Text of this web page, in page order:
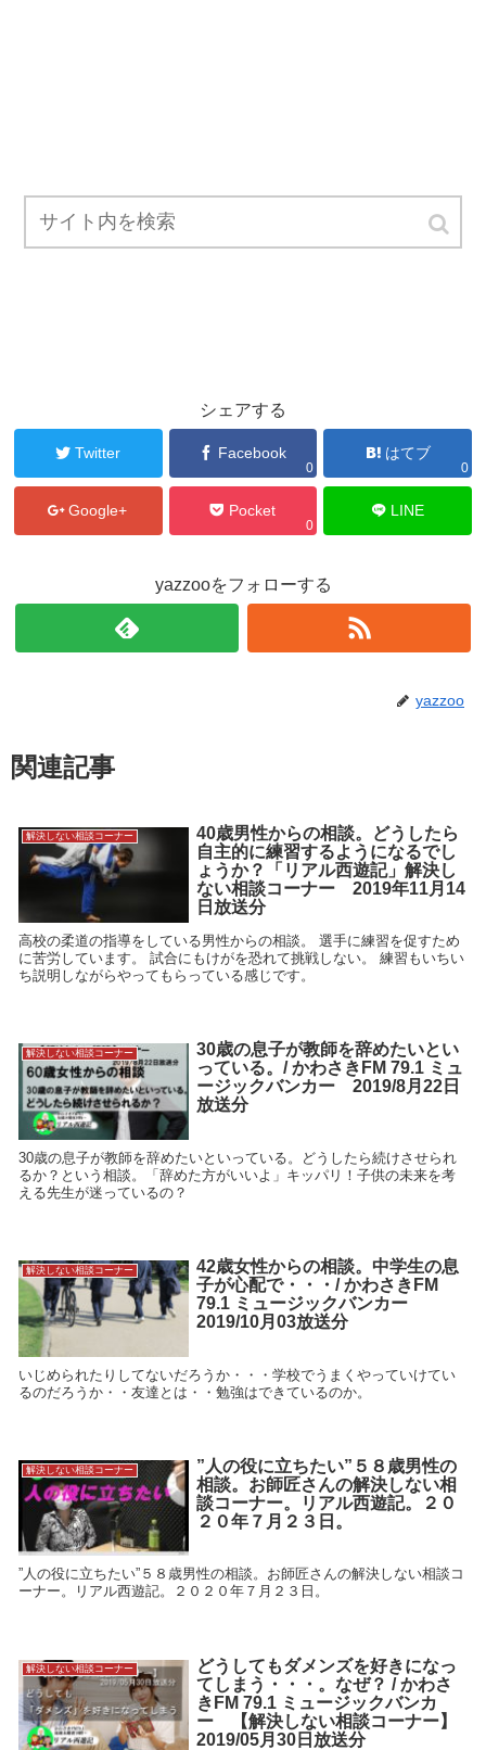
シェアする
Twitter Facebook
0
はてブ
0
Google+ Pocket
0
LINE
yazzooをフォローする
yazzoo
関連記事
解決しない相談コーナー
40歳男性からの相談。どうしたら
自主的に練習するようになるでし
ょうか？「リアル西遊記」解決し
ない相談コーナー 2019年11月14
日放送分
高校の柔道の指導をしている男性からの相談。 選手に練習を促すため
に苦労しています。 試合にもけがを恐れて挑戦しない。 練習もいちい
ち説明しながらやってもらっている感じです。
解決しない相談コーナー
30歳の息子が教師を辞めたいとい
っている。/ かわさきFM 79.1 ミュ
ージックバンカー 2019/8月22日
放送分
30歳の息子が教師を辞めたいといっている。どうしたら続けさせられ
るか？という相談。「辞めた方がいいよ」キッパリ！子供の未来を考
える先生が迷っているの？
解決しない相談コーナー
42歳女性からの相談。中学生の息
子が心配で・・・/ かわさきFM
79.1 ミュージックバンカー
2019/10月03放送分
いじめられたりしてないだろうか・・・学校でうまくやっていけてい
るのだろうか・・友達とは・・勉強はできているのか。
解決しない相談コーナー
”人の役に立ちたい”５８歳男性の
相談。お師匠さんの解決しない相
談コーナー。リアル西遊記。２０
２０年７月２３日。
”人の役に立ちたい”５８歳男性の相談。お師匠さんの解決しない相談コ
ーナー。リアル西遊記。２０２０年７月２３日。
解決しない相談コーナー
どうしてもダメンズを好きになっ
てしまう・・・。なぜ？ / かわさ
きFM 79.1 ミュージックバンカ
ー 【解決しない相談コーナー】
2019/05月30日放送分